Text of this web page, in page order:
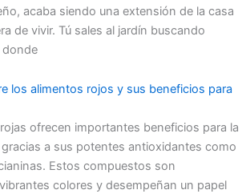
acaba siendo una extensión de la casa
de vivir. Tú sales al jardín buscando
donde
los alimentos rojos y sus beneficios para
ofrecen importantes beneficios para la
a sus potentes antioxidantes como
Estos compuestos son
colores y desempeñan un papel